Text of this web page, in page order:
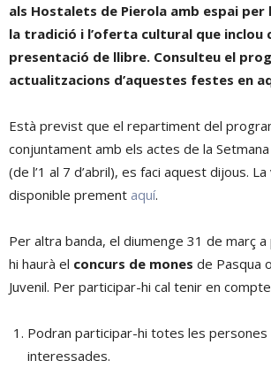
als Hostalets de Pierola amb espai
la tradició i l’oferta cultural que inclou
presentació de llibre. Consulteu el
actualitzacions d’aquestes festes en
Està previst que el repartiment del
conjuntament amb els actes de la
(de l’1 al 7 d’abril), es faci aquest dijous.
disponible prement aquí.
Per altra banda, el diumenge 31 de març
hi haurà el concurs de mones de Pasqua
Juvenil. Per participar-hi cal tenir en
Podran participar-hi totes les persones
interessades.